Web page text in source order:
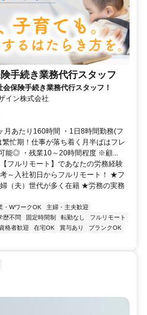
手続き業務代行スタッフ
保険手続き業務代行スタッフ！
イン株式会社
月あたり160時間 ・1日8時間勤務(フ
忙期！仕事が落ち着く月半ばはフレ
能◎ ・残業10～20時間程度 ※顧...
フルリモート】であなたの労務経験
～入社初日からフルリモート！ ★フ
（夫）世代が多く在籍 ★労務の実務
・WワークOK
主婦・主夫歓迎
歴不問 固定時間制 転勤なし
フルリモート
格者歓迎 在宅OK 賞与あり
ブランクOK